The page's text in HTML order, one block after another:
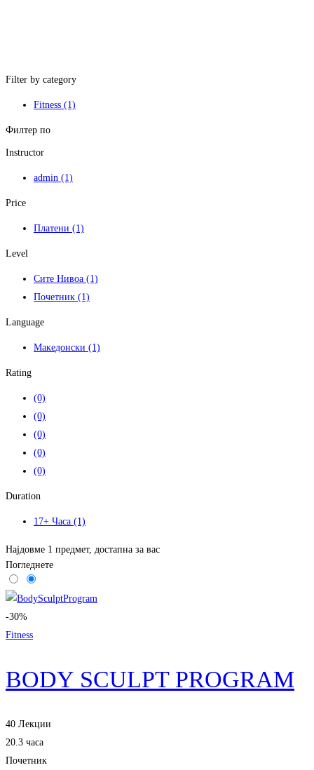
Filter by category
Fitness (1)
Филтер по
Instructor
admin (1)
Price
Платени (1)
Level
Сите Нивоа (1)
Почетник (1)
Language
Македонски (1)
Rating
(0)
(0)
(0)
(0)
(0)
Duration
17+ Часа (1)
Најдовме 1 предмет, достапна за вас
Погледнете
-30%
Fitness
BODY SCULPT PROGRAM
40 Лекции
20.3 часа
Почетник